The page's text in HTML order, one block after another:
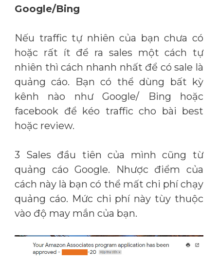
Google/Bing
Nếu traffic tự nhiên của bạn chưa có
hoặc rất ít để ra sales một cách tự
nhiên thì cách nhanh nhất để có sale là
quảng cáo. Bạn có thể dùng bất kỳ
kênh nào như Google/ Bing hoặc
facebook để kéo traffic cho bài best
hoặc review.
3 Sales đầu tiên của mình cũng từ
quảng cáo Google. Nhược điểm của
cách này là bạn có thể mất chi phí chạy
quảng cáo. Mức chi phí này tùy thuộc
vào độ may mắn của bạn.